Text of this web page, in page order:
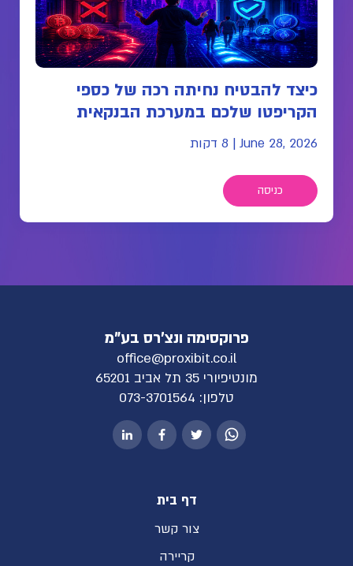
כיצד להבטיח נחיתה רכה של כספי
הקריפטו שלכם במערכת הבנקאית
June 28, 2026
| 8 דקות
כניסה
פרוקסימה ונצ'רס בע"מ
office@proxibit.co.il
מונטיפיורי 35 תל אביב 65201
טלפון: 073-3701564
דף בית
צור קשר
קריירה